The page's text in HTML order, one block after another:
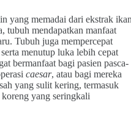
yang memadai dari ekstrak ikan
tubuh mendapatkan manfaat
Tubuh juga mempercepat
menutup luka lebih cepat
bermanfaat bagi pasien pasca-
caesar, atau bagi mereka
yang sulit kering, termasuk
yang seringkali